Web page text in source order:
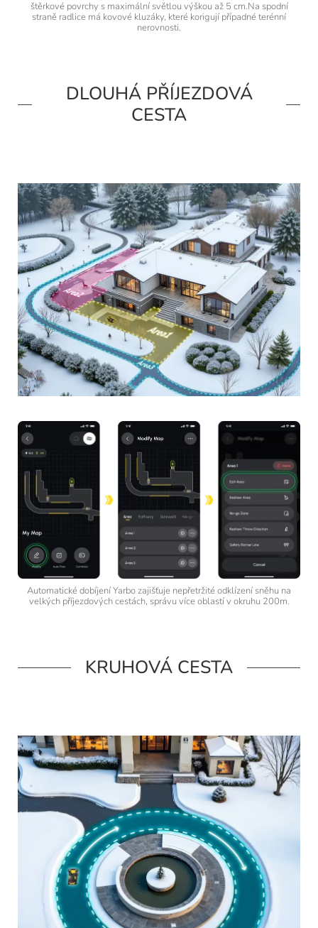
štěrkové povrchy s maximální světlou výškou až 5 cm.Na spodní
straně radlice má kovové kluzáky, které korigují případné terénní
nerovnosti.
DLOUHÁ PŘÍJEZDOVÁ
CESTA
Automatické dobíjení Yarbo zajišťuje nepřetržité odklízení sněhu na
velkých příjezdových cestách, správu více oblastí v okruhu 200m.
KRUHOVÁ CESTA